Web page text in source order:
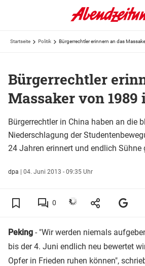
Startseite Politik Bürgerrechtler erinnern an das
Bürgerrechtler
Massaker von 1989
Bürgerrechtler in China haben an die
Niederschlagung der
24 Jahren erinnert und endlich Sühne
dpa | 04. Juni 2013 - 09:35 Uhr
0
Peking - "Wir werden niemals
bis der 4. Juni endlich neu bewertet
Opfer in Frieden ruhen können",